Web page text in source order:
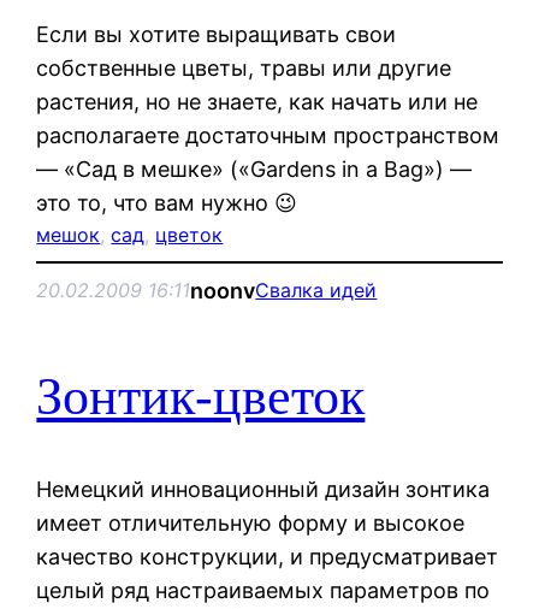
Если вы хотите выращивать свои
собственные цветы, травы или другие
растения, но не знаете, как начать или не
располагаете достаточным пространством
— «Сад в мешке» («Gardens in a Bag») —
это то, что вам нужно 😉
мешок, сад, цветок
20.02.2009 16:11noonvСвалка идей
Зонтик-цветок
Немецкий инновационный дизайн зонтика
имеет отличительную форму и высокое
качество конструкции, и предусматривает
целый ряд настраиваемых параметров по